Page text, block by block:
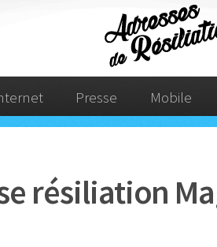
Presse Mobile
résiliation